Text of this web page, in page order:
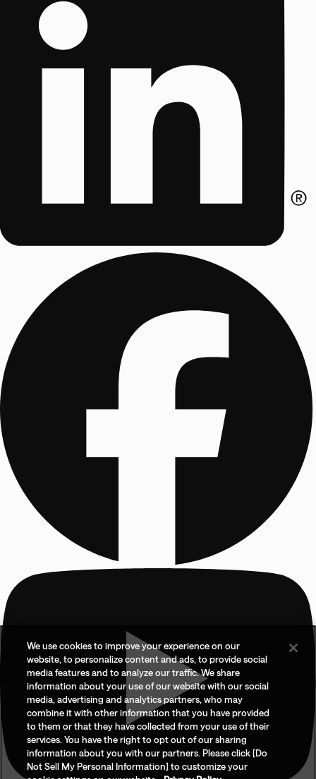
We use cookies to improve your experience on our
website, to personalize content and ads, to provide social
media features and to analyze our traffic. We share
information about your use of our website with our social
media, advertising and analytics partners, who may
combine it with other information that you have provided
to them or that they have collected from your use of their
services. You have the right to opt out of our sharing
information about you with our partners. Please click [Do
Not Sell My Personal Information] to customize your